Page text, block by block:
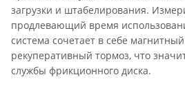
загрузки и штабелирования.
продлевающий время
система сочетает в себе
рекуперативный тормоз, что
службы фрикционного диска.